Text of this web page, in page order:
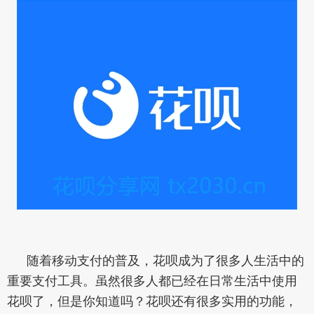
随着移动支付的普及，花呗成为了很多人生活中的
重要支付工具。虽然很多人都已经在日常生活中使用
花呗了，但是你知道吗？花呗还有很多实用的功能，